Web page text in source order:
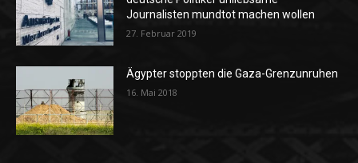
Journalisten mundtot machen wollen
27. Februar 2019
Ägypter stoppten die Gaza-Grenzunruhen
16. Mai 2018